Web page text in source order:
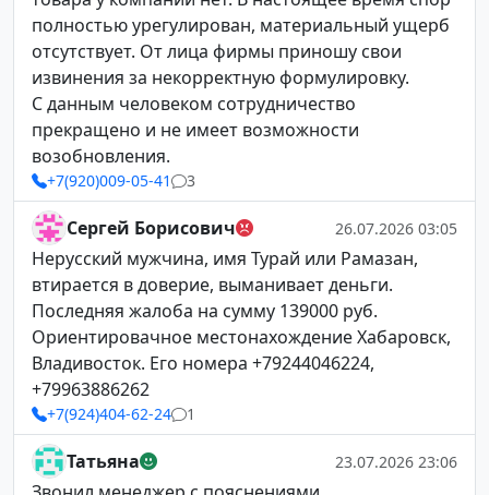
полностью урегулирован, материальный ущерб
отсутствует. От лица фирмы приношу свои
извинения за некорректную формулировку.
С данным человеком сотрудничество
прекращено и не имеет возможности
возобновления.
+7(920)009-05-41 3
Сергей Борисович 26.07.2026 03:05
Нерусский мужчина, имя Турай или Рамазан,
втирается в доверие, выманивает деньги.
Последняя жалоба на сумму 139000 руб.
Ориентировачное местонахождение Хабаровск,
Владивосток. Его номера +79244046224,
+79963886262
+7(924)404-62-24 1
Татьяна 23.07.2026 23:06